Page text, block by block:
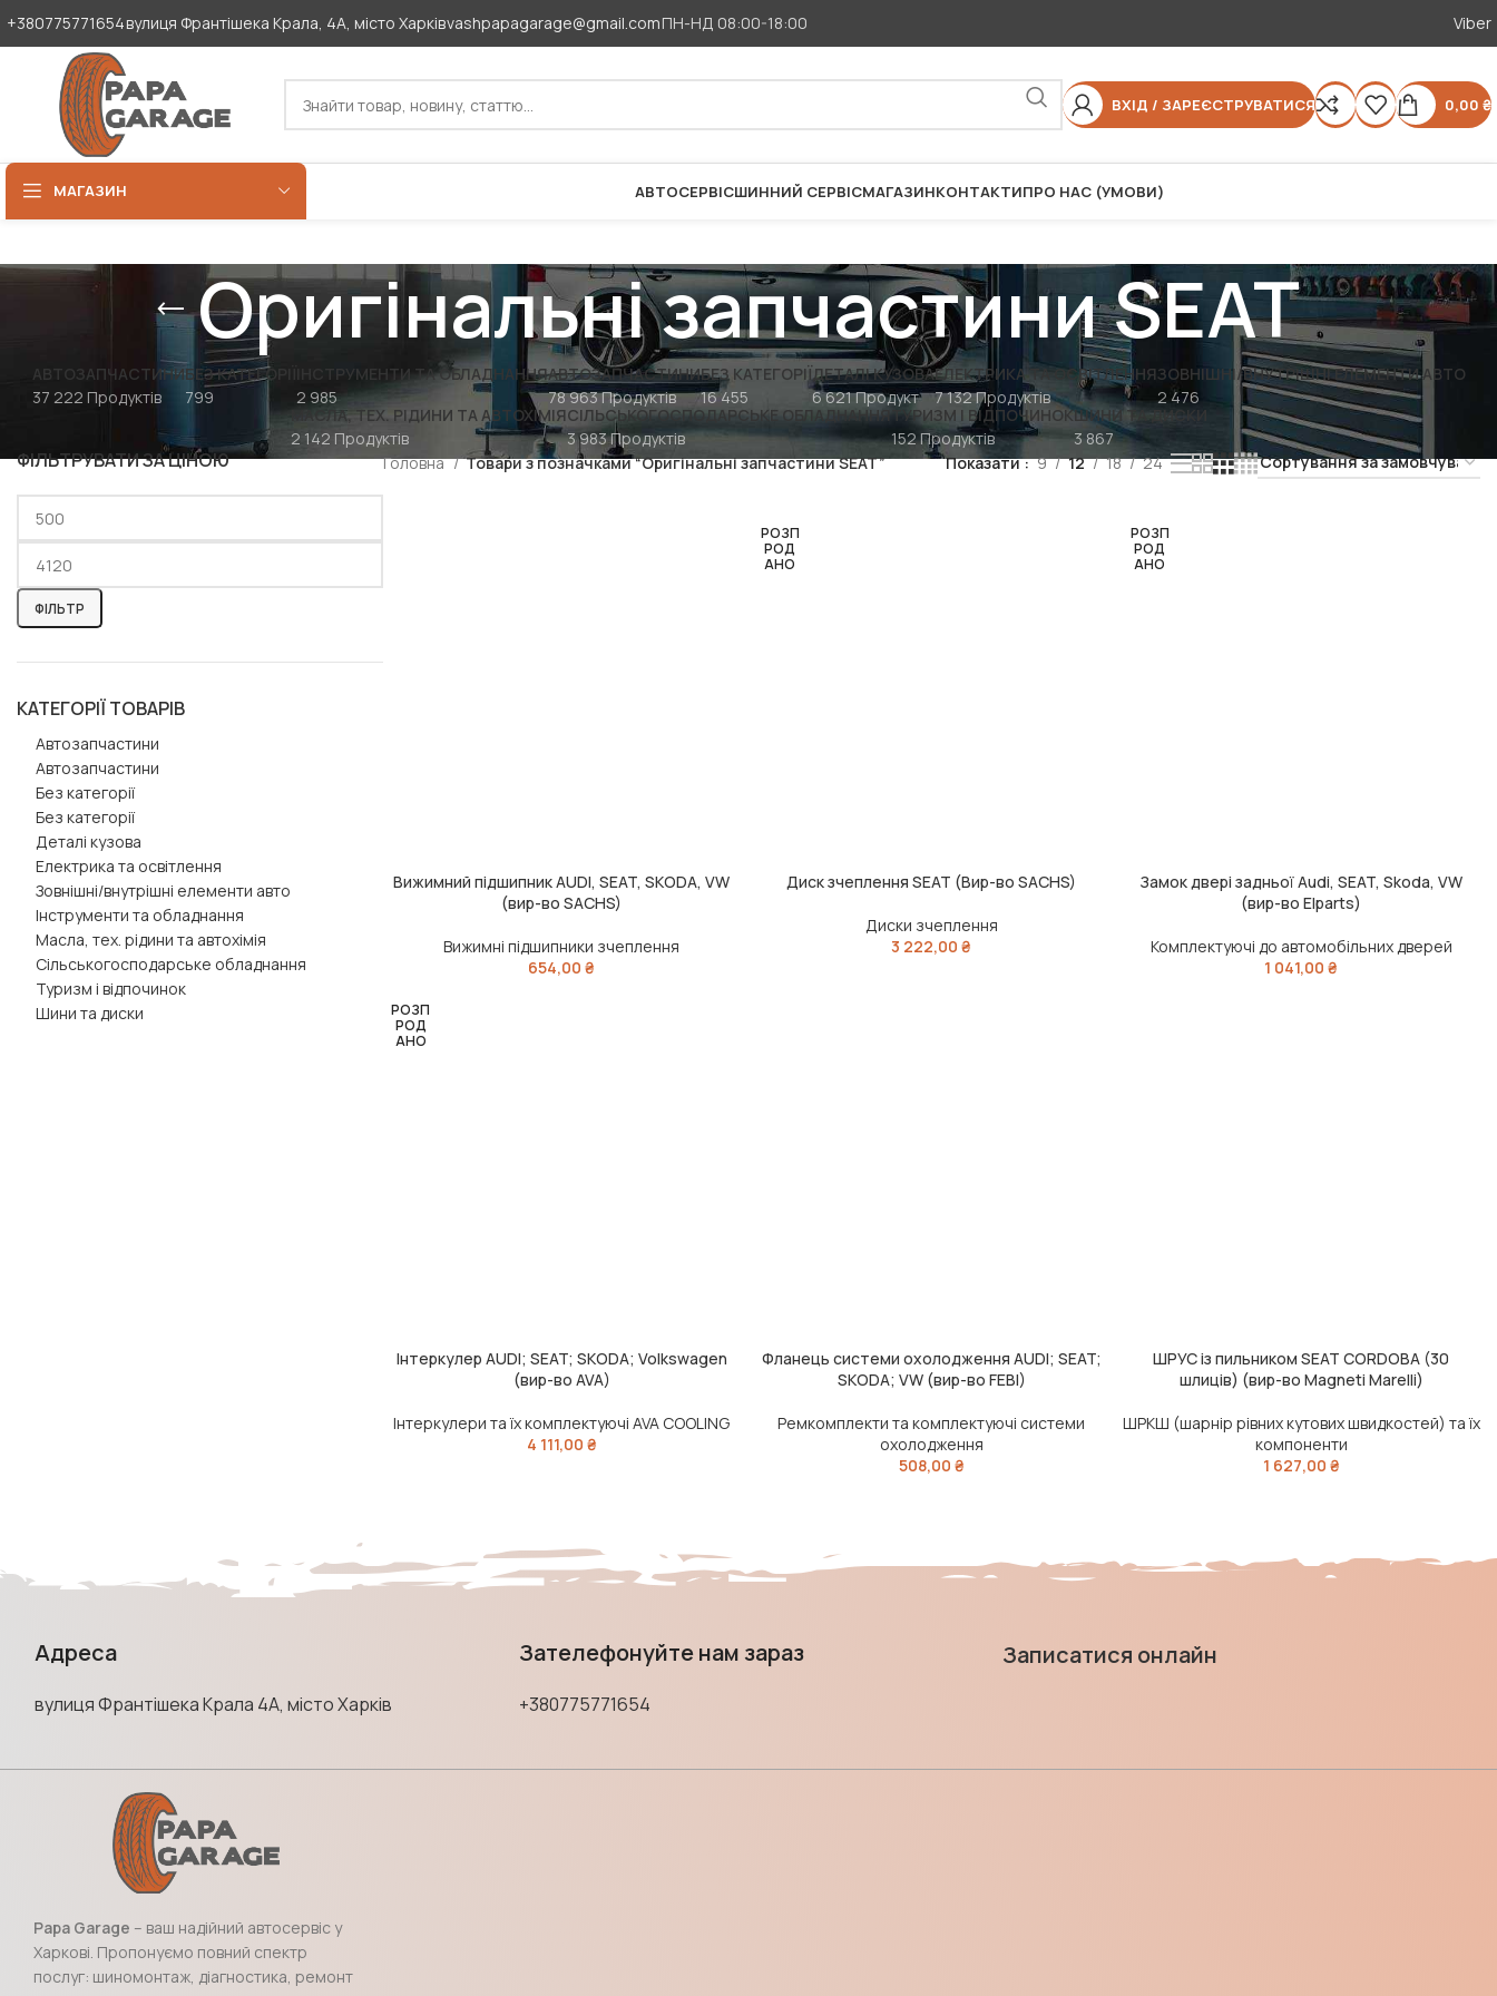
+380775771654вулиця Франтішека Крала, 4А, місто Харківvashpapagarage@gmail.comПН-НД 08:00-18:00 Viber
ВХІД / ЗАРЕЄСТРУВАТИСЯ 0,00 ₴
МАГАЗИН АВТОСЕРВІСШИННИЙ СЕРВІСМАГАЗИНКОНТАКТИПРО НАС (УМОВИ)
Оригінальні запчастини SEAT
АВТОЗАПЧАСТИНИ
37 222 Продуктів
БЕЗ КАТЕГОРІЇ
799
ІНСТРУМЕНТИ ТА ОБЛАДНАННЯ
2 985
АВТОЗАПЧАСТИНИ
78 963 Продуктів
БЕЗ КАТЕГОРІЇ
16 455
ДЕТАЛІ КУЗОВА
6 621 Продукт
ЕЛЕКТРИКА ТА ОСВІТЛЕННЯ
7 132 Продуктів
ЗОВНІШНІ/ВНУТРІШНІ ЕЛЕМЕНТИ АВТО
2 476
МАСЛА, ТЕХ. РІДИНИ ТА АВТОХІМІЯ
2 142 Продуктів
СІЛЬСЬКОГОСПОДАРСЬКЕ ОБЛАДНАННЯ
3 983 Продуктів
ТУРИЗМ І ВІДПОЧИНОК
152 Продуктів
ШИНИ ТА ДИСКИ
3 867
ФІЛЬТРУВАТИ ЗА ЦІНОЮ
ФІЛЬТР
КАТЕГОРІЇ ТОВАРІВ
Автозапчастини
Автозапчастини
Без категорії
Без категорії
Деталі кузова
Електрика та освітлення
Зовнішні/внутрішні елементи авто
Інструменти та обладнання
Масла, тех. рідини та автохімія
Сільськогосподарське обладнання
Туризм і відпочинок
Шини та диски
Головна Товари з позначками “Оригінальні запчастини SEAT” Показати 9 12 18 24
ДОДАТИ В КОШИК
Вижимний підшипник AUDI, SEAT, SKODA, VW
(вир-во SACHS)
Вижимні підшипники зчеплення
654,00₴
РОЗП
РОД
АНО
ЧИТАТИ ДАЛІ
Диск зчеплення SEAT (Вир-во SACHS)
Диски зчеплення
3 222,00₴
РОЗП
РОД
АНО
ЧИТАТИ ДАЛІ
Замок двері задньої Audi, SEAT, Skoda, VW
(вир-во Elparts)
Комплектуючі до автомобільних дверей
1 041,00₴
РОЗП
РОД
АНО
ЧИТАТИ ДАЛІ
Інтеркулер AUDI; SEAT; SKODA; Volkswagen
(вир-во AVA)
Інтеркулери та їх комплектуючі AVA COOLING
4 111,00 ₴
ДОДАТИ В КОШИК
Фланець системи охолодження AUDI; SEAT;
SKODA; VW (вир-во FEBI)
Ремкомплекти та комплектуючі системи
охолодження
508,00 ₴
ДОДАТИ В КОШИК
ШРУС із пильником SEAT CORDOBA (30
шлиців) (вир-во Magneti Marelli)
ШРКШ (шарнір рівних кутових швидкостей) та їх
компоненти
1 627,00 ₴
Адреса
вулиця Франтішека Крала 4А, місто Харків
Зателефонуйте нам зараз
+380775771654
Записатися онлайн
Papa Garage – ваш надійний автосервіс у
Харкові. Пропонуємо повний спектр
послуг: шиномонтаж, діагностика, ремонт